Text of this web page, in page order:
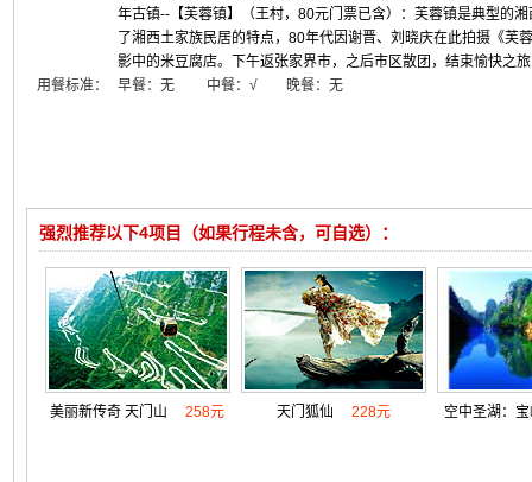
年古镇--【芙蓉镇】（王村，80元门票已含）：芙蓉镇是典型的
了湘西土家族民居的特点，80年代因谢晋、刘晓庆在此拍摄《芙
影中的米豆腐店。
下午返张家界市，之后市区散团，结束愉快之
用餐标准：
早餐：无 中餐：√ 晚餐：无
强烈推荐以下4项目（如果行程未含，可自选）：
美丽新传奇 天门山 258元 天门狐仙 228元 空中圣湖：